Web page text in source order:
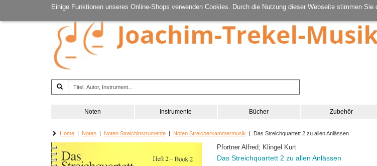
Einige Funktionen unseres Online-Shops verwenden Cookies. Durch die Nutzung dieser Webseite stimmen Sie
Noten Instrumente Bücher Zubehör
Home | Noten | Noten Streichinstrumente | Noten Streicherkammermusik | Das Streichquartett 2 zu allen Anlässen
Pfortner Alfred; Klingel Kurt
Das Streichquartett 2 zu allen Anlässen